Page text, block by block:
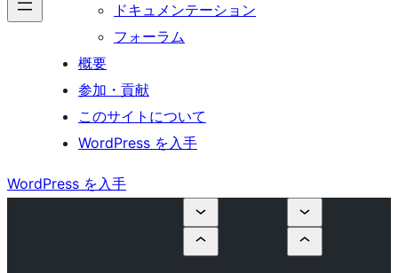
ドキュメンテーション
フォーラム
概要
参加・貢献
このサイトについて
WordPress を入手
WordPress を入手